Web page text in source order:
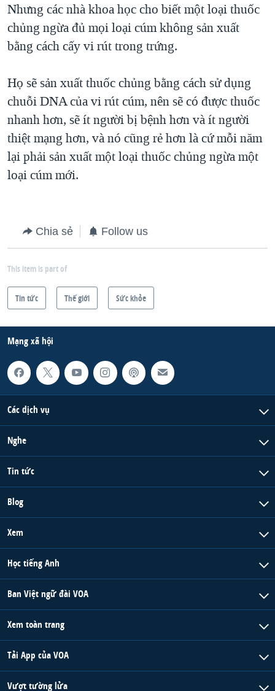
Nhưng các nhà khoa học cho biết một loại thuốc
chủng ngừa đủ mọi loại cúm không sản xuất
bằng cách cấy vi rút trong trứng.
Họ sẽ sản xuất thuốc chủng bằng cách sử dụng
chuỗi DNA của vi rút cúm, nên sẽ có được thuốc
nhanh hơn, sẽ ít người bị bệnh hơn và ít người
thiệt mạng hơn, và nó cũng rẻ hơn là cứ mỗi năm
lại phải sản xuất một loại thuốc chủng ngừa một
loại cúm mới.
Chia sẻ Follow us
This item is part of
Tin tức Thế giới Sức khỏe
Mạng xã hội
Các dịch vụ
Nghe
Tin tức
Blog
Xem
Học tiếng Anh
Ban Việt ngữ đài VOA
Xem toàn trang
Tải App của VOA
Vượt tường lửa